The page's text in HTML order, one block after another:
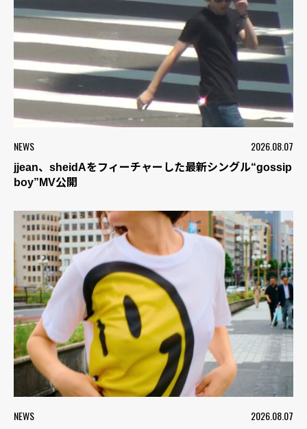
NEWS 2026.08.07
jjean、sheidAをフィーチャーした最新シングル“gossip
boy”MV公開
NEWS 2026.08.07